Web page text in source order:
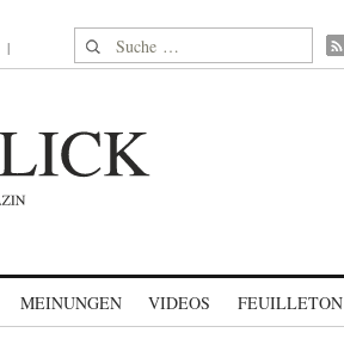
Suche nach:
MEINUNGEN VIDEOS FEUILLETON